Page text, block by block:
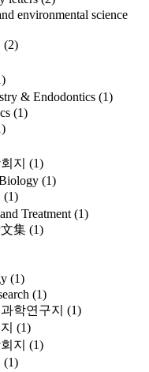
environmental science
(2)
& Endodontics (1)
(1)
지 (1)
(1)
(1)
Treatment (1)
集 (1)
(1)
(1)
학연구지 (1)
(1)
지 (1)
(1)